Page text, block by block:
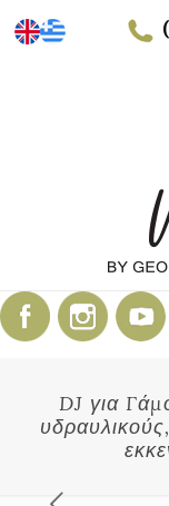
DJ για